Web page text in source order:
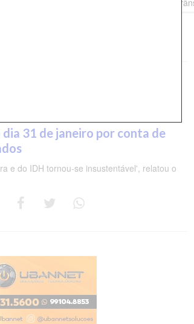
Timbaúba
de Pernambuco anuncia
Timbaúba entram em
dia 31 de janeiro por conta de
e do IDH tornou-se insustentável', relatou o